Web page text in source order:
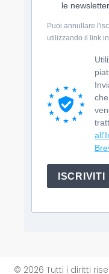
le newsletter
Puoi annullare
utilizzando il link
ISCRIVITI
© 2026 Tutti i diritti